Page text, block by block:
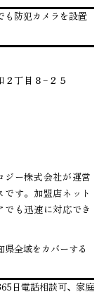
も防犯カメラを設置
丁目８−２５
ジー株式会社が運営
す。加盟店ネット
も迅速に対応でき
全域をカバーする
日電話相談可、家庭